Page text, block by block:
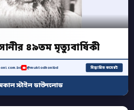
৪৯তম মৃত্যুবার্ষিকী
@muktodhonibd বিস্তারিত কমেন্টে
স্টাইল ডাউনলোড